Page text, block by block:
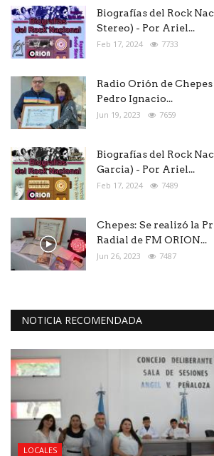
Biografías del Rock
Stereo) - Por Ariel...
Feb 17, 2024 7733
Radio Orión de
Pedro Ignacio...
Jun 19, 2023 7659
Biografías del Rock
Garcia) - Por Ariel...
Feb 17, 2024 7489
Chepes: Se realizó la
Radial de FM ORION...
Jun 26, 2023 7487
NOTICIA RECOMENDADA
LOCALES